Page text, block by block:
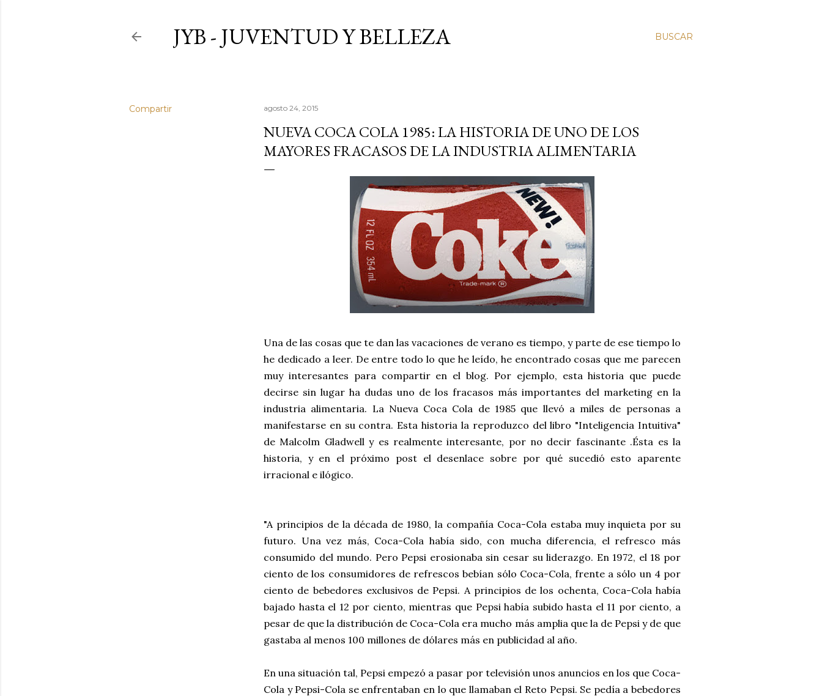
BUSCAR
JYB - JUVENTUD Y BELLEZA
Compartir agosto 24, 2015
NUEVA COCA COLA 1985: LA HISTORIA DE UNO DE LOS
MAYORES FRACASOS DE LA INDUSTRIA ALIMENTARIA
Una de las cosas que te dan las vacaciones de verano es tiempo, y parte de ese tiempo lo
he dedicado a leer. De entre todo lo que he leído, he encontrado cosas que me parecen
muy interesantes para compartir en el blog. Por ejemplo, esta historia que puede
decirse sin lugar ha dudas uno de los fracasos más importantes del marketing en la
industria alimentaria. La Nueva Coca Cola de 1985 que llevó a miles de personas a
manifestarse en su contra. Esta historia la reproduzco del libro "Inteligencia Intuitiva"
de Malcolm Gladwell y es realmente interesante, por no decir fascinante .Ésta es la
historia, y en el próximo post el desenlace sobre por qué sucedió esto aparente
irracional e ilógico.
"A principios de la década de 1980, la compañía Coca-Cola estaba muy inquieta por su
futuro. Una vez más, Coca-Cola había sido, con mucha diferencia, el refresco más
consumido del mundo. Pero Pepsi erosionaba sin cesar su liderazgo. En 1972, el 18 por
ciento de los consumidores de refrescos bebían sólo Coca-Cola, frente a sólo un 4 por
ciento de bebedores exclusivos de Pepsi. A principios de los ochenta, Coca-Cola había
bajado hasta el 12 por ciento, mientras que Pepsi había subido hasta el 11 por ciento, a
pesar de que la distribución de Coca-Cola era mucho más amplia que la de Pepsi y de que
gastaba al menos 100 millones de dólares más en publicidad al año.
En una situación tal, Pepsi empezó a pasar por televisión unos anuncios en los que Coca-
Cola y Pepsi-Cola se enfrentaban en lo que llamaban el Reto Pepsi. Se pedía a bebedores